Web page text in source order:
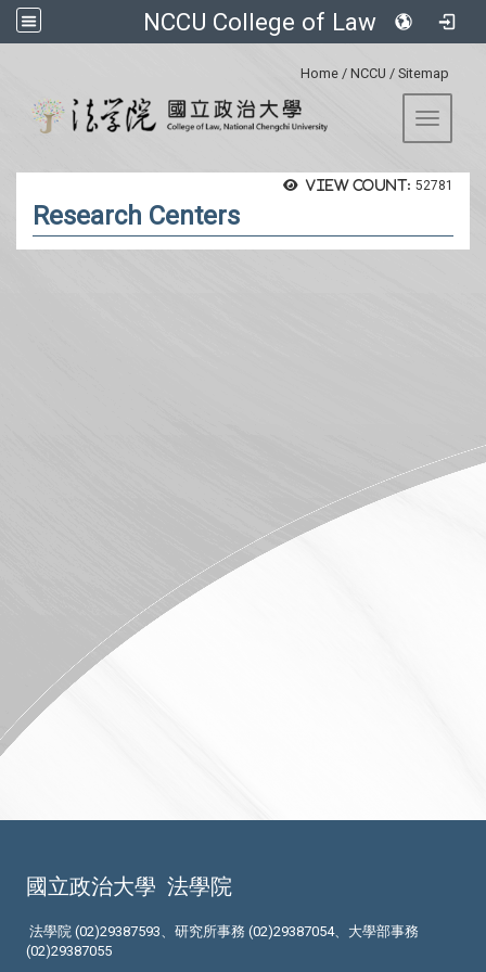
NCCU College of Law
Home / NCCU / Sitemap
Toggle
View count: 52781
Research Centers
國立政治大學 法學院
法學院 (02)29387593、研究所事務 (02)29387054、大學部事務
(02)29387055